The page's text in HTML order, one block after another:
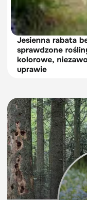
Jesienna rabata
sprawdzone
kolorowe,
uprawie